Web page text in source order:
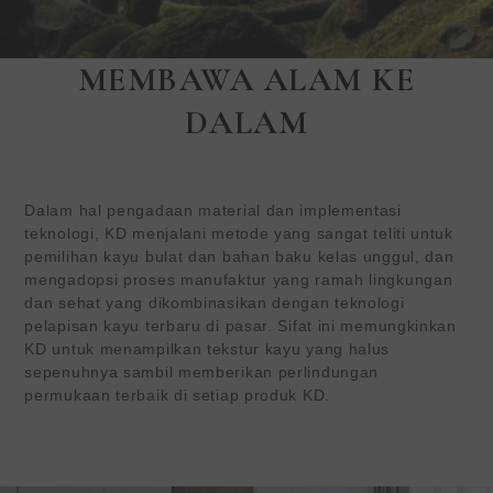
KEDING |Ramah
KEDING (TWSE:6655) sedang
mencari distributor global
dan pengecer untuk bahan
interior eksklusif kami.
PELAJARI LEBIH LANJUT
MEMBAWA ALAM KE
DALAM
Dalam hal pengadaan material dan implementasi
teknologi, KD menjalani metode yang sangat teliti untuk
pemilihan kayu bulat dan bahan baku kelas unggul, dan
mengadopsi proses manufaktur yang ramah lingkungan
dan sehat yang dikombinasikan dengan teknologi
pelapisan kayu terbaru di pasar. Sifat ini memungkinkan
KD untuk menampilkan tekstur kayu yang halus
sepenuhnya sambil memberikan perlindungan
permukaan terbaik di setiap produk KD.